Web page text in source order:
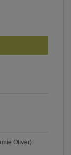
Oliver)